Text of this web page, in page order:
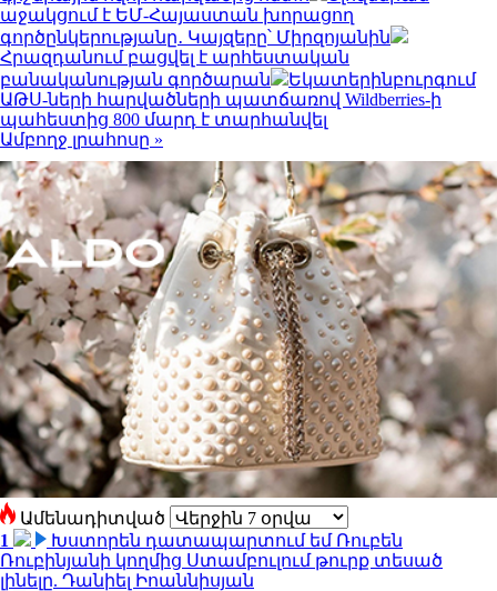
աջակցում է ԵՄ-Հայաստան խորացող
գործընկերությանը․ Կայզերը՝ Միրզոյանին
Հրազդանում բացվել է արհեստական
բանականության գործարան
Եկատերինբուրգում
ԱԹՍ-ների հարվածների պատճառով Wildberries-ի
պահեստից 800 մարդ է տարհանվել
Ամբողջ լրահոսը »
Ամենադիտված
1
Խստորեն դատապարտում եմ Ռուբեն
Ռուբինյանի կողմից Ստամբուլում թուրք տեսած
լինելը. Դանիել Իոաննիսյան